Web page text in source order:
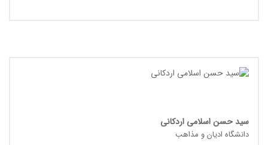
سید حسن اسلامی اردکانی
دانشگاه ادیان و مذاهب